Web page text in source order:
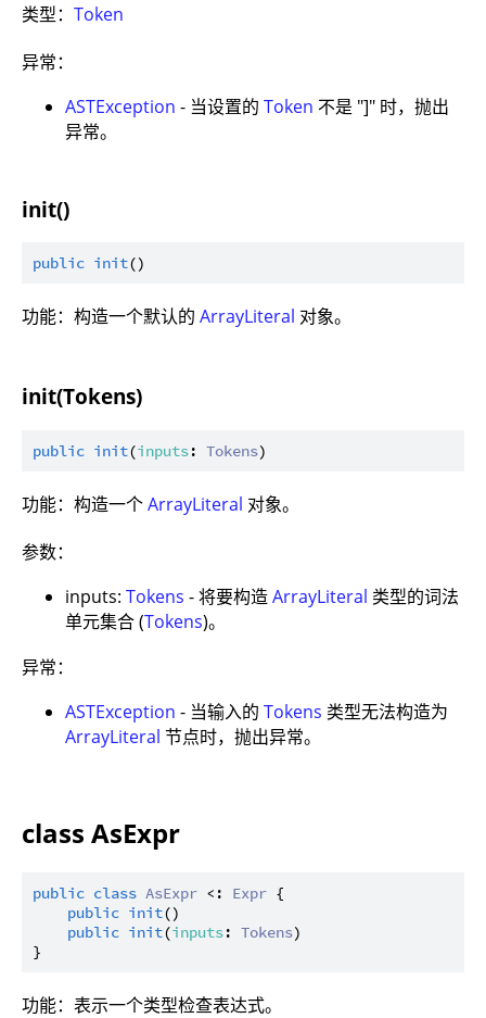
类型： Token
异常：
ASTException - 当设置的 Token 不是 "]" 时，抛出
异常。
init()
public init
功能：构造一个默认的 ArrayLiteral 对象。
init(Tokens)
public init(inputs: Tokens
功能：构造一个ArrayLiteral 对象。
参数：
inputs: Tokens - 将要构造ArrayLiteral 类型的词法
单元集合 (Tokens)。
异常：
ASTException - 当输入的 Tokens 类型无法构造为
ArrayLiteral 节点时，抛出异常。
class AsExpr
public class AsExpr <: Expr {
public init()
public init(inputs: Tokens)
功能：表示一个类型检查表达式。